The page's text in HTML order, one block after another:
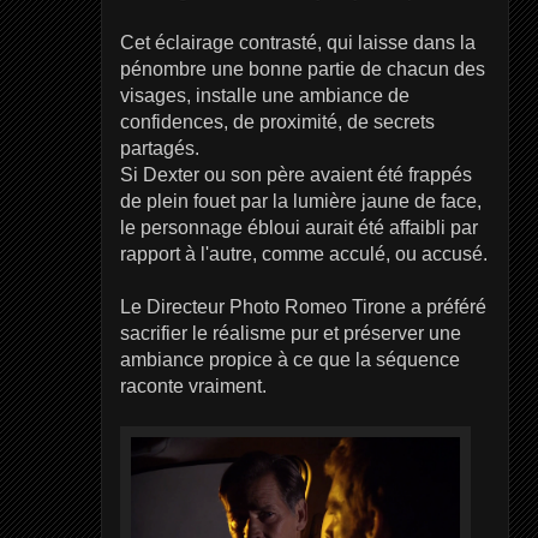
Cet éclairage contrasté, qui laisse dans la
pénombre une bonne partie de chacun des
visages, installe une ambiance de
confidences, de proximité, de secrets
partagés.
Si Dexter ou son père avaient été frappés
de plein fouet par la lumière jaune de face,
le personnage ébloui aurait été affaibli par
rapport à l'autre, comme acculé, ou accusé.
Le Directeur Photo Romeo Tirone a préféré
sacrifier le réalisme pur et préserver une
ambiance propice à ce que la séquence
raconte vraiment.